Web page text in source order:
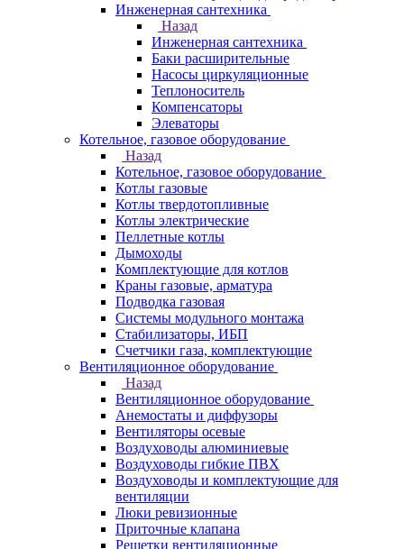
Инженерная сантехника
Назад
Инженерная сантехника
Баки расширительные
Насосы циркуляционные
Теплоноситель
Компенсаторы
Элеваторы
Котельное, газовое оборудование
Назад
Котельное, газовое оборудование
Котлы газовые
Котлы твердотопливные
Котлы электрические
Пеллетные котлы
Дымоходы
Комплектующие для котлов
Краны газовые, арматура
Подводка газовая
Системы модульного монтажа
Стабилизаторы, ИБП
Счетчики газа, комплектующие
Вентиляционное оборудование
Назад
Вентиляционное оборудование
Анемостаты и диффузоры
Вентиляторы осевые
Воздуховоды алюминиевые
Воздуховоды гибкие ПВХ
Воздуховоды и комплектующие для
вентиляции
Люки ревизионные
Приточные клапана
Решетки вентиляционные